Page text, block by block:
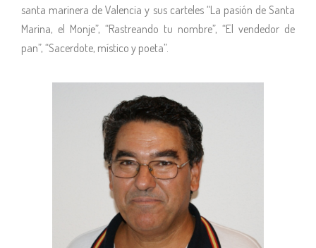
santa marinera de Valencia y sus carteles “La pasión de Santa
Marina, el Monje”, “Rastreando tu nombre”, “El vendedor de
pan”, “Sacerdote, místico y poeta”.